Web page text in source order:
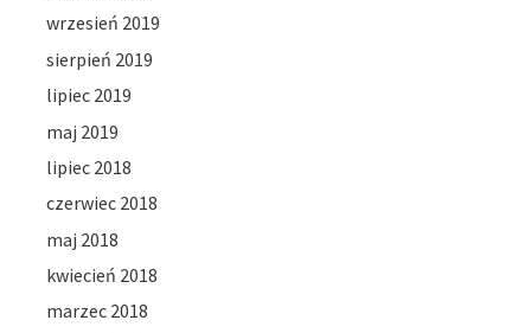
wrzesień 2019
sierpień 2019
lipiec 2019
maj 2019
lipiec 2018
czerwiec 2018
maj 2018
kwiecień 2018
marzec 2018